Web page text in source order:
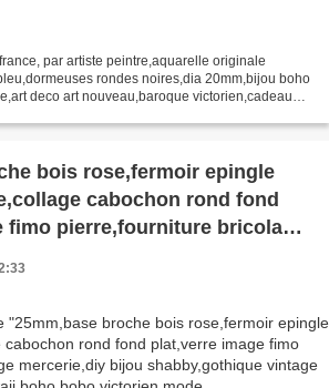
par artiste peintre,aquarelle originale
rondes noires,dia 20mm,bijou boho
deco art nouveau,baroque victorien,cadeau
bois rose,fermoir epingle
cabochon rond fond
fimo pierre,fourniture bricolage
shabby,gothique vintage
kawaii,boho